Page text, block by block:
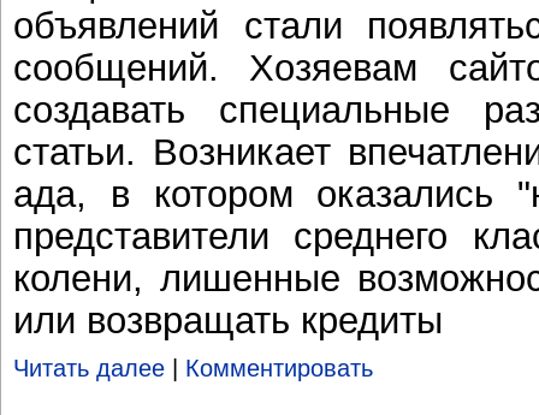
объявлений стали
сообщений. Хозяевам
создавать специальные
статьи. Возникает
ада, в котором оказались
представители среднего
колени, лишенные
или возвращать кредиты
Читать далее | Комментировать